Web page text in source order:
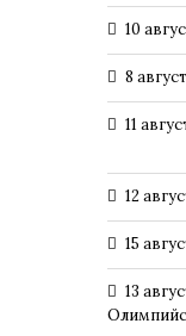
10
8
11
12
15
13